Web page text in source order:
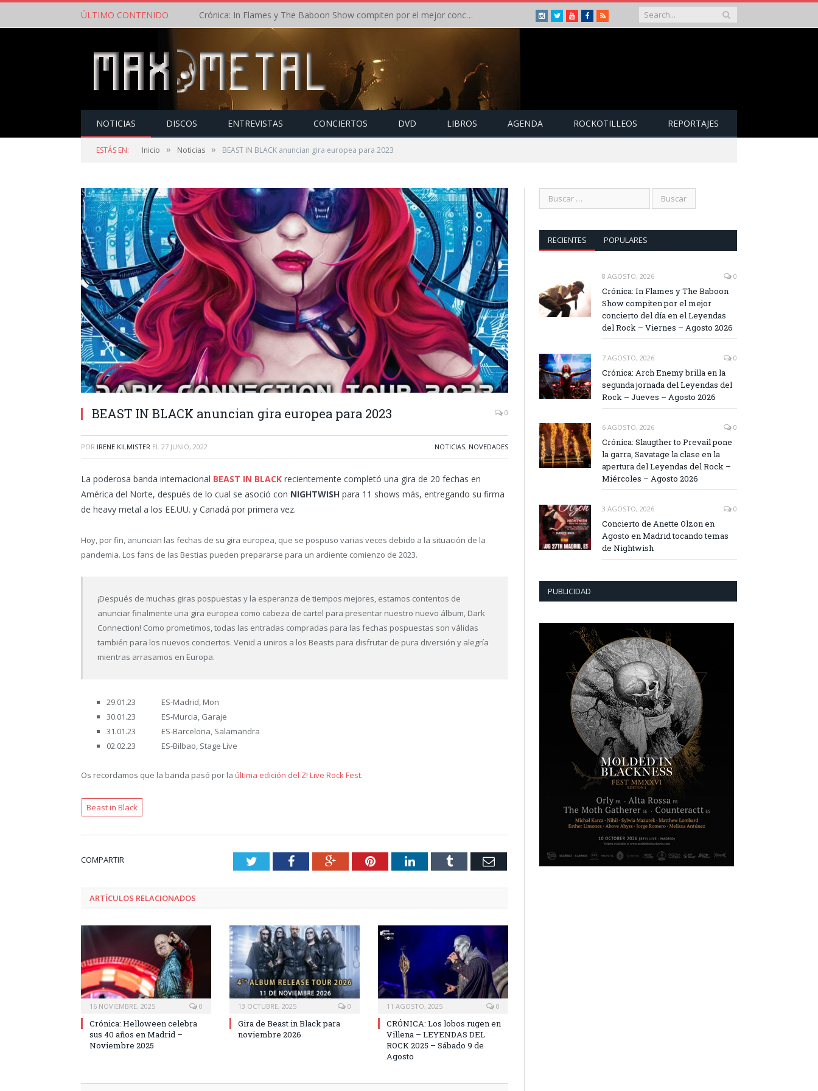
ÚLTIMO CONTENIDO Crónica: In Flames y The Baboon Show compiten por el mejor concierto del día en el Leyendas del Rock – Viernes – Agosto 2026 Instagram
TwitterYoutubeFacebook
RSS
NOTICIAS DISCOS ENTREVISTAS CONCIERTOS DVD LIBROS AGENDA ROCKOTILLEOS REPORTAJES
ESTÁS EN: Inicio » Noticias » BEAST IN BLACK anuncian gira europea para 2023
BEAST IN BLACK anuncian gira europea para 2023 0
POR IRENE KILMISTER EL 27 JUNIO, 2022 NOTICIAS, NOVEDADES
La poderosa banda internacional BEAST IN BLACK recientemente completó una gira de 20 fechas en
América del Norte, después de lo cual se asoció con NIGHTWISH para 11 shows más, entregando su firma
de heavy metal a los EE.UU. y Canadá por primera vez.
Hoy, por fin, anuncian las fechas de su gira europea, que se pospuso varias veces debido a la situación de la
pandemia. Los fans de las Bestias pueden prepararse para un ardiente comienzo de 2023.
¡Después de muchas giras pospuestas y la esperanza de tiempos mejores, estamos contentos de
anunciar finalmente una gira europea como cabeza de cartel para presentar nuestro nuevo álbum, Dark
Connection! Como prometimos, todas las entradas compradas para las fechas pospuestas son válidas
también para los nuevos conciertos. Venid a uniros a los Beasts para disfrutar de pura diversión y alegría
mientras arrasamos en Europa.
29.01.23 ES-Madrid, Mon
30.01.23 ES-Murcia, Garaje
31.01.23 ES-Barcelona, Salamandra
02.02.23 ES-Bilbao, Stage Live
Os recordamos que la banda pasó por la última edición del Z! Live Rock Fest.
Beast in Black
COMPARTIR TwitterFacebookGoogle+PinterestLinkedInTumblr Email
ARTÍCULOS RELACIONADOS
16 NOVIEMBRE, 2025 0
Crónica: Helloween celebra
sus 40 años en Madrid –
Noviembre 2025
13 OCTUBRE, 2025 0
Gira de Beast in Black para
noviembre 2026
11 AGOSTO, 2025 0
CRÓNICA: Los lobos rugen en
Villena – LEYENDAS DEL
ROCK 2025 – Sábado 9 de
Agosto
RECIENTES POPULARES
8 AGOSTO, 2026 0
Crónica: In Flames y The Baboon
Show compiten por el mejor
concierto del día en el Leyendas
del Rock – Viernes – Agosto 2026
7 AGOSTO, 2026 0
Crónica: Arch Enemy brilla en la
segunda jornada del Leyendas del
Rock – Jueves – Agosto 2026
6 AGOSTO, 2026 0
Crónica: Slaugther to Prevail pone
la garra, Savatage la clase en la
apertura del Leyendas del Rock –
Miércoles – Agosto 2026
3 AGOSTO, 2026 0
Concierto de Anette Olzon en
Agosto en Madrid tocando temas
de Nightwish
PUBLICIDAD